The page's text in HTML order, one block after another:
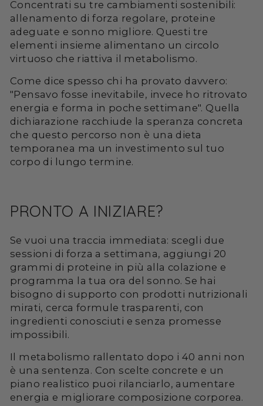
Concentrati su tre cambiamenti sostenibili:
allenamento di forza regolare, proteine
adeguate e sonno migliore. Questi tre
elementi insieme alimentano un circolo
virtuoso che riattiva il metabolismo.
Come dice spesso chi ha provato davvero:
"Pensavo fosse inevitabile, invece ho ritrovato
energia e forma in poche settimane". Quella
dichiarazione racchiude la speranza concreta
che questo percorso non è una dieta
temporanea ma un investimento sul tuo
corpo di lungo termine.
PRONTO A INIZIARE?
Se vuoi una traccia immediata: scegli due
sessioni di forza a settimana, aggiungi 20
grammi di proteine in più alla colazione e
programma la tua ora del sonno. Se hai
bisogno di supporto con prodotti nutrizionali
mirati, cerca formule trasparenti, con
ingredienti conosciuti e senza promesse
impossibili.
Il metabolismo rallentato dopo i 40 anni non
è una sentenza. Con scelte concrete e un
piano realistico puoi rilanciarlo, aumentare
energia e migliorare composizione corporea.